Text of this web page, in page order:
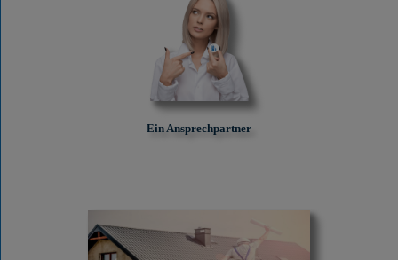
Ein Ansprechpartner